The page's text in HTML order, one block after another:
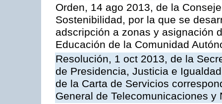
Orden, 14 ago 2013, de la
Sostenibilidad, por la que se
adscripción a zonas y asignación
Educación de la Comunidad
Resolución, 1 oct 2013, de la
de Presidencia, Justicia e
de la Carta de Servicios
General de Telecomunicaciones y